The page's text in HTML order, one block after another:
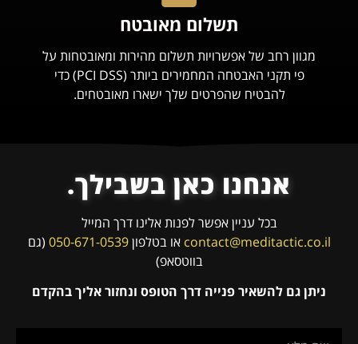
תשלום מאובטח
מגוון רחב של אפשרויות תשלום מהירות ומאובטחות על
פי תקני האבטחה המחמירים ביותר (PCI DSS) כדי
להבטיח שהפרטים שלך ישארו מאובטחים.
אנחנו כאן בשבילך.
בכל עניין אפשר לפנות אלינו דרך המייל
contact@meditactic.co.il או בטלפון050-671-0539 (גם
בווטסאפ)
ניתן גם להשאיר פנייה דרך הטופס ונחזור אליך בהקדם